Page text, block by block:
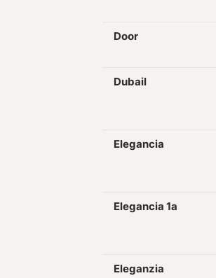
Door
Dubail
Elegancia
Elegancia 1a
Eleganzia